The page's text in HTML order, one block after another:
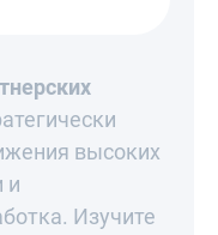
высоких
и
Изучите